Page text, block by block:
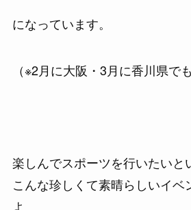
になっています。
（※2月に大阪・3月に香川県で
楽しんでスポーツを行いたいと
こんな珍しくて素晴らしいイベ
よ。